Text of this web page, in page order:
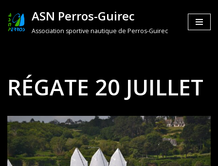
Aller
ASN Perros-Guirec
Association sportive nautique de Perros-Guirec
RÉGATE 20 JUILLET